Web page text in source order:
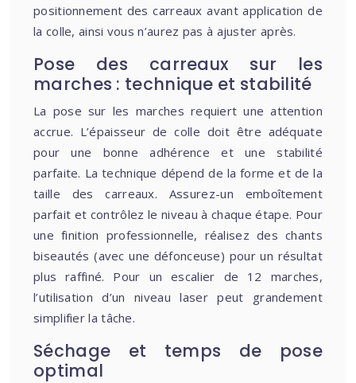
positionnement des carreaux avant application de
la colle, ainsi vous n’aurez pas à ajuster après.
Pose des carreaux sur les
marches : technique et stabilité
La pose sur les marches requiert une attention
accrue. L’épaisseur de colle doit être adéquate
pour une bonne adhérence et une stabilité
parfaite. La technique dépend de la forme et de la
taille des carreaux. Assurez-un emboîtement
parfait et contrôlez le niveau à chaque étape. Pour
une finition professionnelle, réalisez des chants
biseautés (avec une défonceuse) pour un résultat
plus raffiné. Pour un escalier de 12 marches,
l’utilisation d’un niveau laser peut grandement
simplifier la tâche.
Séchage et temps de pose
optimal